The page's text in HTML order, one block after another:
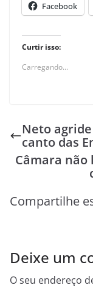
Facebook
Curtir isso:
Carregando...
Neto
canto das
Câmara não
Compartilhe
Deixe um
O seu endereço